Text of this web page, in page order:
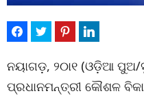
ନୟାଗଡ଼, ୨୦ା୧ (ଓଡ଼ିଆ ପୁଅ/
ପ୍ରଧାନମନ୍ତ୍ରୀ କୌଶଳ